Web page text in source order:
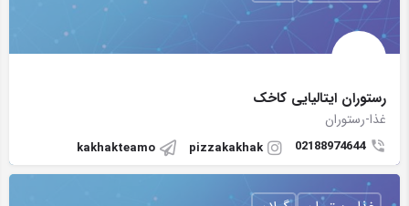
رستوران ایتالیایی کاخک
غذا-رستوران
02188974644
pizzakakhak
kakhakteamo